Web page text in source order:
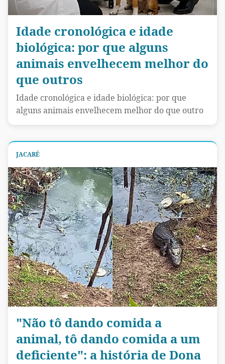
Idade cronológica e idade
biológica: por que alguns
animais envelhecem melhor do
que outros
Idade cronológica e idade biológica: por que
alguns animais envelhecem melhor do que outro
JACARÉ
"Não tô dando comida a
animal, tô dando comida a um
deficiente": a história de Dona